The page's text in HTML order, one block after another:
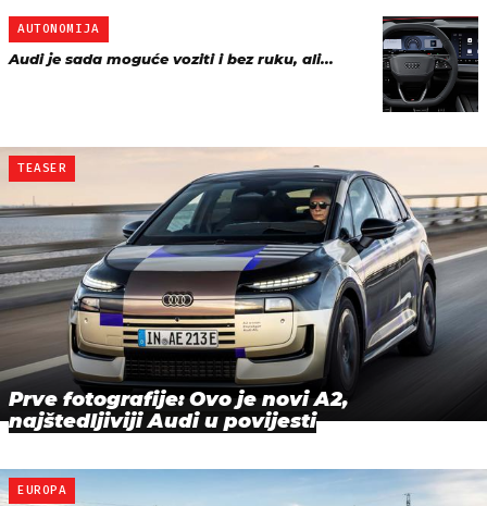
AUTONOMIJA
Audi je sada moguće voziti i bez ruku, ali...
TEASER
Prve fotografije: Ovo je novi A2,
najštedljiviji Audi u povijesti
EUROPA